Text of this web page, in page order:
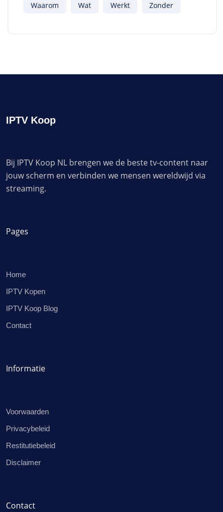
Waarom Wat Werkt Zonder
IPTV Koop
Bij IPTV Koop NL brengen we de beste tv-content naar
jouw scherm en verbinden we mensen wereldwijd via
streaming.
Pages
Home
IPTV Kopen
IPTV Koop Blog
Contact
Informatie
Voorwaarden
Privacybeleid
Restitutiebeleid
Disclaimer
Contact